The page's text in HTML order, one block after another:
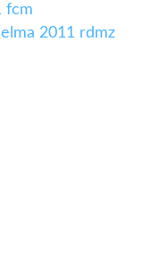
fcm
2011 rdmz